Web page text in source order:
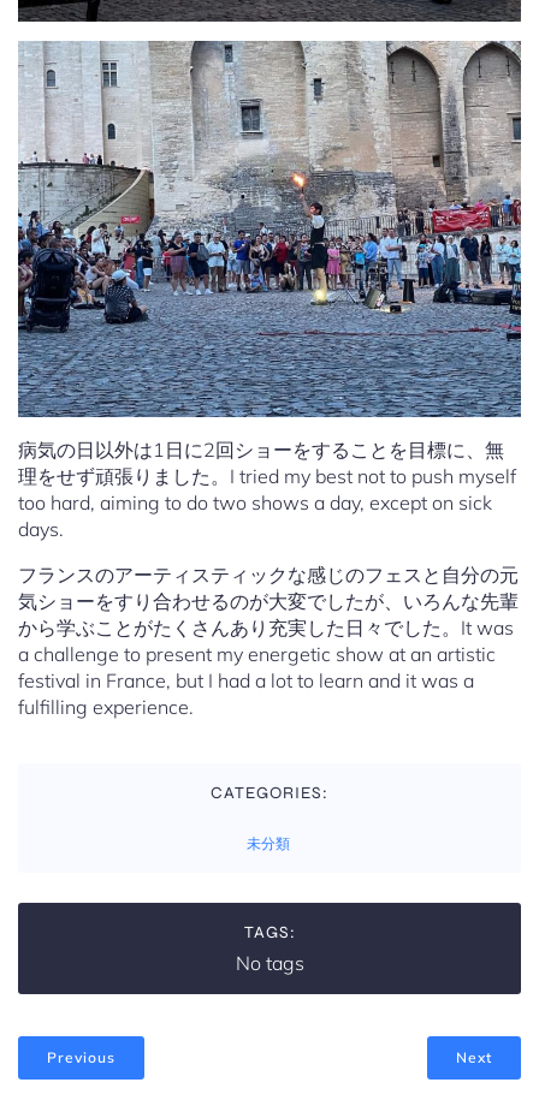
病気の日以外は1日に2回ショーをすることを目標に、無
理をせず頑張りました。I tried my best not to push myself
too hard, aiming to do two shows a day, except on sick
days.
フランスのアーティスティックな感じのフェスと自分の元
気ショーをすり合わせるのが大変でしたが、いろんな先輩
から学ぶことがたくさんあり充実した日々でした。It was
a challenge to present my energetic show at an artistic
festival in France, but I had a lot to learn and it was a
fulfilling experience.
CATEGORIES:
未分類
TAGS:
No tags
Previous Next